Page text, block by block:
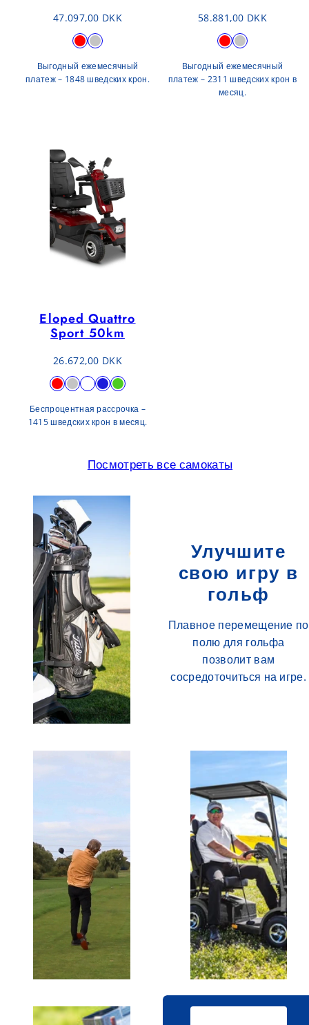
Обычная
47.097,00 DKK
Доступно
КРАСНЫЙ
Серый
Выгодный ежемесячный
платеж – 1848 шведских крон.
Обычная
58.881,00 DKK
Доступно
КРАСНЫЙ
Серый
Выгодный ежемесячный
платеж – 2311 шведских крон в
месяц.
Eloped Quattro
Sport 50km
Обычная
цена
26.672,00 DKK
Доступно
КРАСНЫЙ
Серый
годСинийЗеленый
Беспроцентная рассрочка –
1415 шведских крон в месяц.
Посмотреть все самокаты
Улучшите
свою игру в
гольф
Плавное перемещение по
полю для гольфа
позволит вам
сосредоточиться на игре.